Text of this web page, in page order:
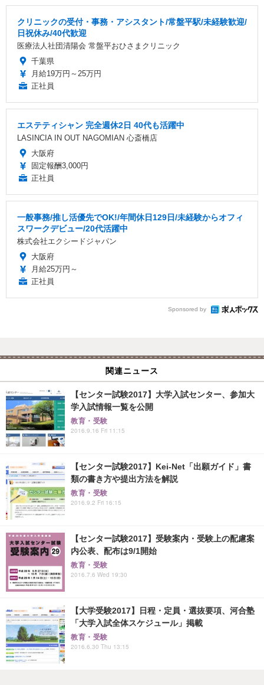
クリニックの受付・事務・アシスタント/常盤平駅/未経験歓迎/
日祝休み/40代歓迎
医療法人社団清陽会 常盤平おひさまクリニック
千葉県
月給19万円～25万円
正社員
エステティシャン 完全週休2日 40代も活躍中
LASINCIA IN OUT NAGOMIAN 心斎橋店
大阪府
固定報酬3,000円
正社員
一般事務/推し活優先でOK!/年間休日129日/未経験からオフィ
スワークデビュー/20代活躍中
株式会社エクシードジャパン
大阪府
月給25万円～
正社員
Sponsored by
関連ニュース
【センター試験2017】大学入試センター、参加大
学入試情報一覧を公開
教育・受験
2016.9.16 Fri 11:15
【センター試験2017】Kei-Net「出願ガイド」書
類の書き方や提出方法を解説
教育・受験
2016.9.2 Fri 16:15
【センター試験2017】受験案内・受験上の配慮案
内公表、配布は9/1開始
教育・受験
2016.7.6 Wed 19:30
【大学受験2017】日程・定員・選抜要項、河合塾
「大学入試全体スケジュール」掲載
教育・受験
2016.6.30 Thu 13:15